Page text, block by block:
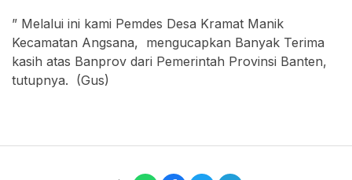
” Melalui ini kami Pemdes Desa Kramat Manik
Kecamatan Angsana, mengucapkan Banyak Terima
kasih atas Banprov dari Pemerintah Provinsi Banten,
tutupnya. (Gus)